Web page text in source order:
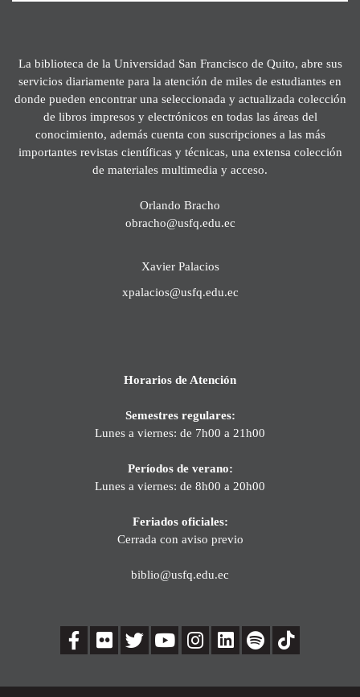
La biblioteca de la Universidad San Francisco de Quito, abre sus
servicios diariamente para la atención de miles de estudiantes en
donde pueden encontrar una seleccionada y actualizada colección
de libros impresos y electrónicos en todas las áreas del
conocimiento, además cuenta con suscripciones a las más
importantes revistas científicas y técnicas, una extensa colección
de materiales multimedia y acceso.
Orlando Bracho
obracho@usfq.edu.ec
Xavier Palacios
xpalacios@usfq.edu.ec
Horarios de Atención
Semestres regulares:
Lunes a viernes: de 7h00 a 21h00
Períodos de verano:
Lunes a viernes: de 8h00 a 20h00
Feriados oficiales:
Cerrada con aviso previo
biblio@usfq.edu.ec